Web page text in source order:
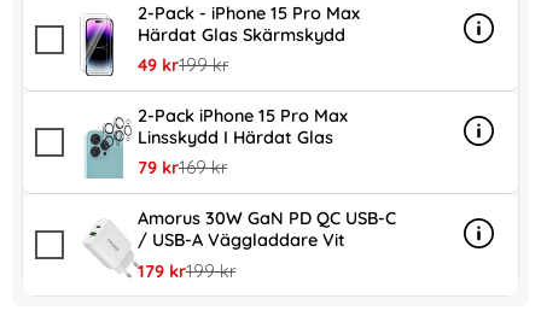
2-Pack - iPhone 15 Pro Max
Härdat Glas Skärmskydd
rea pris
49 krtidigare pris
199 kr
Info
mer
2-Pack iPhone 15 Pro Max
Linsskydd I Härdat Glas
rea pris
79 krtidigare pris
169 kr
Info
mer
Amorus 30W GaN PD QC USB-C
/ USB-A Väggladdare Vit
rea pris
179 krtidigare pris
199 kr
Info
mer